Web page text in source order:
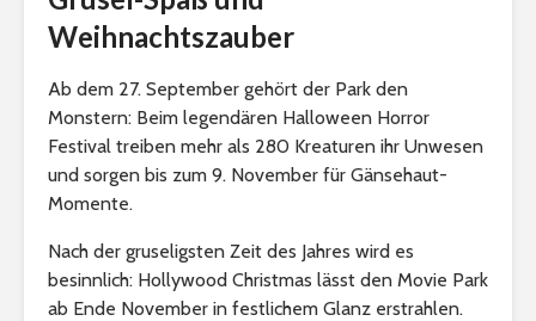
Weihnachtszauber
Ab dem 27. September gehört der Park den
Monstern: Beim legendären Halloween Horror
Festival treiben mehr als 280 Kreaturen ihr Unwesen
und sorgen bis zum 9. November für Gänsehaut-
Momente.
Nach der gruseligsten Zeit des Jahres wird es
besinnlich: Hollywood Christmas lässt den Movie Park
ab Ende November in festlichem Glanz erstrahlen.